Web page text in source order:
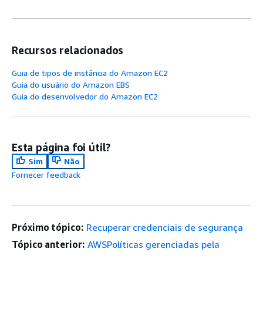
Recursos relacionados
Guia de tipos de instância do Amazon EC2
Guia do usuário do Amazon EBS
Guia do desenvolvedor do Amazon EC2
Esta página foi útil?
Sim
Não
Fornecer feedback
Próximo tópico: Recuperar credenciais de segurança
Tópico anterior: AWSPolíticas gerenciadas pela